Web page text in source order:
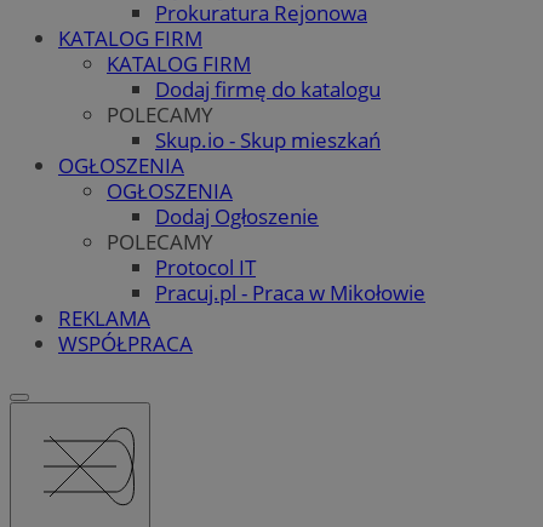
Prokuratura Rejonowa
KATALOG FIRM
KATALOG FIRM
Dodaj firmę do katalogu
POLECAMY
Skup.io - Skup mieszkań
OGŁOSZENIA
OGŁOSZENIA
Dodaj Ogłoszenie
POLECAMY
Protocol IT
Pracuj.pl - Praca w Mikołowie
REKLAMA
WSPÓŁPRACA